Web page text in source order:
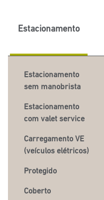
Estacionamento
Estacionamento
sem manobrista
Estacionamento
com valet service
Carregamento VE
(veículos elétricos)
Protegido
Coberto